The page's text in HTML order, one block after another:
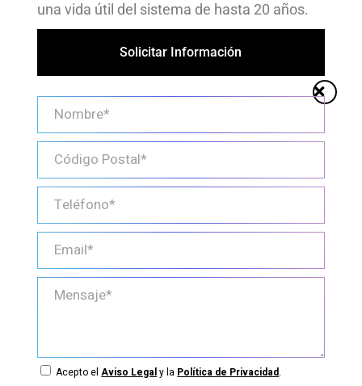
una vida útil del sistema de hasta 20 años.
Solicitar Información
Acepto elAviso Legaly la Política de Privacidad.